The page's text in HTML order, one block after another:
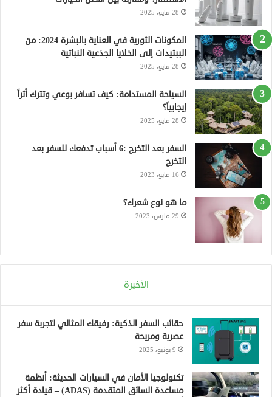
ك
ي
ت
ا
م
ق
28 مايو، 2025
المكونات الثورية في العناية بالبشرة 2024: من
الببتيدات إلى الخلايا الجذعية النباتية
28 مايو، 2025
السياحة المستدامة: كيف تسافر بوعي وتترك أثراً
إيجابياً؟
28 مايو، 2025
السفر بعد التخرج :6 أسباب تدفعك للسفر بعد
التخرج
16 مايو، 2023
ما هو نوع شعرك؟
29 مارس، 2023
الأخيرة
حقائب السفر الذكية: رفيقك المثالي لتجربة سفر
عصرية ومريحة
9 يونيو، 2025
تكنولوجيا الأمان في السيارات الحديثة: أنظمة
مساعدة السائق المتقدمة (ADAS) – قيادة أكثر